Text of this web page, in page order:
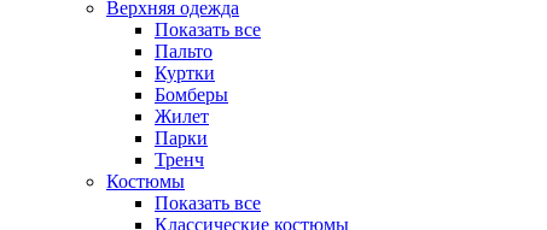
Верхняя одежда
Показать все
Пальто
Куртки
Бомберы
Жилет
Парки
Тренч
Костюмы
Показать все
Классические костюмы